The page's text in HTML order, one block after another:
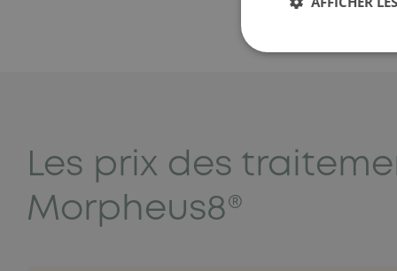
Les prix des
Morpheus8®